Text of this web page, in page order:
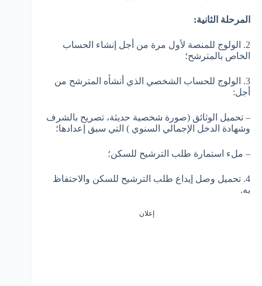
المرحلة الثانية:
2. الولوج للمنصة لأول مرة من أجل إنشاء الحساب
الخاص بالمترشح؛
3. الولوج للحساب الشخصي الذي أنشأه المترشح من
أجل:
– تحميل الوثائق (صورة شخصية حديثة، تصريح بالشرف
وشهادة الدخل الإجمالي السنوي ) التي سبق إعدادها؛
– ملء استمارة طلب الترشيح للسكن؛
4. تحميل وصل إيداع طلب الترشيح للسكن والاحتفاظ
به.
إعلان